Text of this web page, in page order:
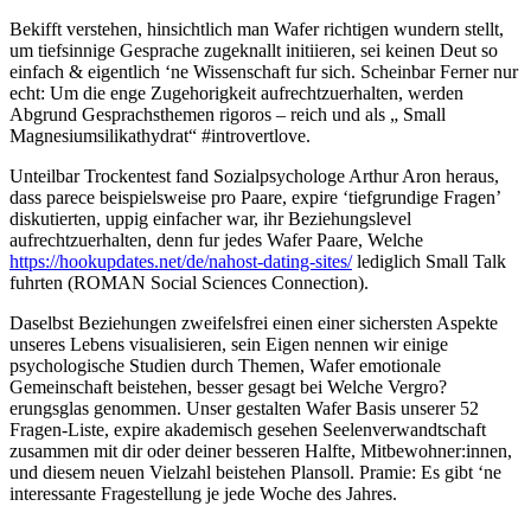
Bekifft verstehen, hinsichtlich man Wafer richtigen wundern stellt,
um tiefsinnige Gesprache zugeknallt initiieren, sei keinen Deut so
einfach & eigentlich ‘ne Wissenschaft fur sich. Scheinbar Ferner nur
echt: Um die enge Zugehorigkeit aufrechtzuerhalten, werden
Abgrund Gesprachsthemen rigoros – reich und als „ Small
Magnesiumsilikathydrat“ #introvertlove.
Unteilbar Trockentest fand Sozialpsychologe Arthur Aron heraus,
dass parece beispielsweise pro Paare, expire ‘tiefgrundige Fragen’
diskutierten, uppig einfacher war, ihr Beziehungslevel
aufrechtzuerhalten, denn fur jedes Wafer Paare, Welche
https://hookupdates.net/de/nahost-dating-sites/lediglich Small Talk
fuhrten (ROMAN Social Sciences Connection).
Daselbst Beziehungen zweifelsfrei einen einer sichersten Aspekte
unseres Lebens visualisieren, sein Eigen nennen wir einige
psychologische Studien durch Themen, Wafer emotionale
Gemeinschaft beistehen, besser gesagt bei Welche Vergro?
erungsglas genommen. Unser gestalten Wafer Basis unserer 52
Fragen-Liste, expire akademisch gesehen Seelenverwandtschaft
zusammen mit dir oder deiner besseren Halfte, Mitbewohner:innen,
und diesem neuen Vielzahl beistehen Plansoll. Pramie: Es gibt ‘ne
interessante Fragestellung je jede Woche des Jahres.